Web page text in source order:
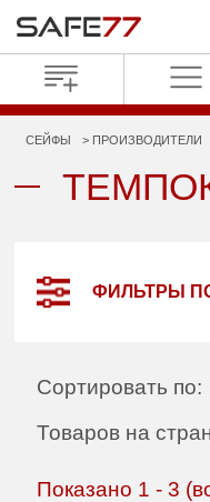
СЕЙФЫ ПРОИЗВОДИТЕЛИ
ФИЛЬТРЫ
Сортировать по:
Товаров на
Показано 1 -3